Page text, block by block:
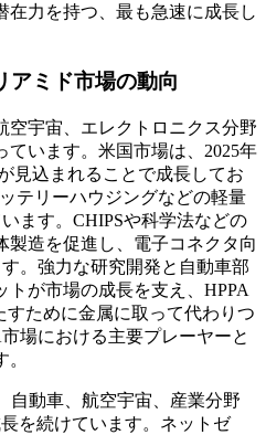
在力を持つ、最も急速に成長し
アミド市場の動向
空宇宙、エレクトロニクス分野
ています。米国市場は、2025年
見込まれることで成長してお
テリーハウジングなどの軽量
ます。CHIPSや科学法などの
製造を促進し、電子コネクタ向
。強力な研究開発と自動車部
が市場の成長を支え、HPPA
すために金属に取って代わりつ
場における主要プレーヤーと
自動車、航空宇宙、産業分野
を続けています。ネットゼ